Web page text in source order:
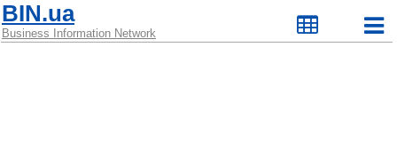
BIN.ua
Business Information Network